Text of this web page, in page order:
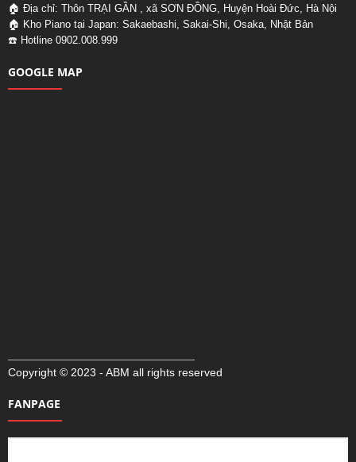
🏠 Địa chỉ: Thôn TRẠI GẦN , xã SƠN ĐỒNG, Huyện Hoài Đức, Hà Nội
🏠 Kho Piano tại Japan: Sakaebashi, Sakai-Shi, Osaka, Nhật Bản
☎️ Hotline 0902.008.999
GOOGLE MAP
Copyright © 2023 - ABM all rights reserved
FANPAGE